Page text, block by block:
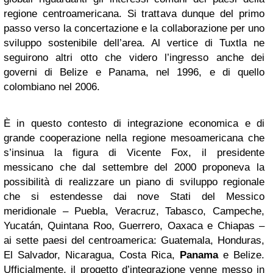
regione centroamericana. Si trattava dunque del primo
passo verso la concertazione e la collaborazione per uno
sviluppo sostenibile dell’area. Al vertice di Tuxtla ne
seguirono altri otto che videro l’ingresso anche dei
governi di Belize e Panama, nel 1996, e di quello
colombiano nel 2006.
È in questo contesto di integrazione economica e di
grande cooperazione nella regione mesoamericana che
s’insinua la figura di Vicente Fox, il presidente
messicano che dal settembre del 2000 proponeva la
possibilità di realizzare un piano di sviluppo regionale
che si estendesse dai nove Stati del Messico
meridionale – Puebla, Veracruz, Tabasco, Campeche,
Yucatán, Quintana Roo, Guerrero, Oaxaca e Chiapas –
ai sette paesi del centroamerica: Guatemala, Honduras,
El Salvador, Nicaragua, Costa Rica, Panamae Belize.
Ufficialmente, il progetto d’integrazione venne messo in